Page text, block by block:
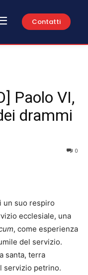
Contatti
Paolo VI,
drammi
0
un suo respiro
ecclesiale, una
, come esperienza
del servizio.
santa, terra
servizio petrino.